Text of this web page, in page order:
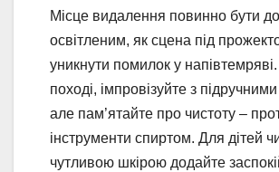
Місце видалення повинно бути
освітленим, як сцена під
уникнути помилок у
поході, імпровізуйте з
але пам’ятайте про чистоту –
інструменти спиртом. Для дітей
чутливою шкірою додайте